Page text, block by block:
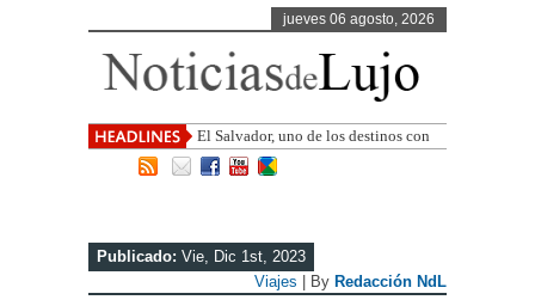
jueves 06 agosto, 2026
El Salvador, uno de los destinos con
mayor proyección de Centroamérica
Publicado: Vie, Dic 1st, 2023
Viajes | By Redacción NdL